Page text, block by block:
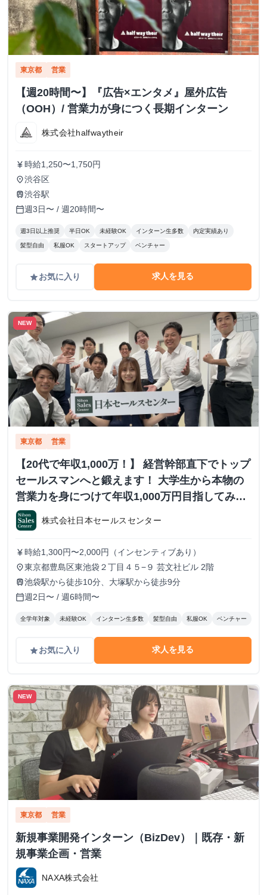
東京都 営業
【週20時間〜】『広告×エンタメ』屋外広告
（OOH）/ 営業力が身につく長期インターン
株式会社halfwaytheir
currency_yen 時給1,250〜1,750円
place渋谷区
train渋谷駅
calendar_today週3日〜 / 週20時間〜
週3日以上推奨 半日OK 未経験OK インターン生多数 内定実績あり
髪型自由 私服OK スタートアップ ベンチャー
gradeお気に入り 求人を見る
NEW
東京都 営業
【20代で年収1,000万！】 経営幹部直下でトップ
セールスマンへと鍛えます！ 大学生から本物の
営業力を身につけて年収1,000万円目指してみま
せんか？ ※当社直結内定あり #学歴不問 #未経験
可 #1.2年生可 - 株式会社日本セールスセンター
の長期・有給インターンシップ
株式会社日本セールスセンター
currency_yen 時給1,300円〜2,000円（インセンティブあり）
place東京都豊島区東池袋２丁目４５−９ 芸文社ビル 2階
train池袋駅から徒歩10分、大塚駅から徒歩9分
calendar_today週2日〜 / 週6時間〜
全学年対象 未経験OK インターン生多数 髪型自由 私服OK ベンチャー
gradeお気に入り 求人を見る
NEW
東京都 営業
新規事業開発インターン（BizDev）｜既存・新
規事業企画・営業
NAXA株式会社